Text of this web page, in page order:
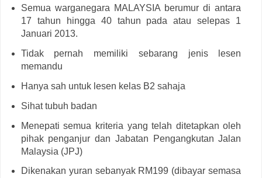
Semua warganegara MALAYSIA berumur di antara
17 tahun hingga 40 tahun pada atau selepas 1
Januari 2013.
Tidak pernah memiliki sebarang jenis lesen
memandu
Hanya sah untuk lesen kelas B2 sahaja
Sihat tubuh badan
Menepati semua kriteria yang telah ditetapkan oleh
pihak penganjur dan Jabatan Pengangkutan Jalan
Malaysia (JPJ)
Dikenakan yuran sebanyak RM199 (dibayar semasa